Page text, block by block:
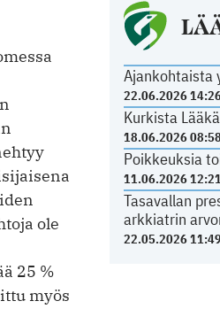
Ajankohtaista
22.06.2026
Kurkista
18.06.2026 08:58
Poikkeuksia
11.06.2026
Tasavallan
arkkiatrin
22.05.2026 11:49
ole
25 %
myös